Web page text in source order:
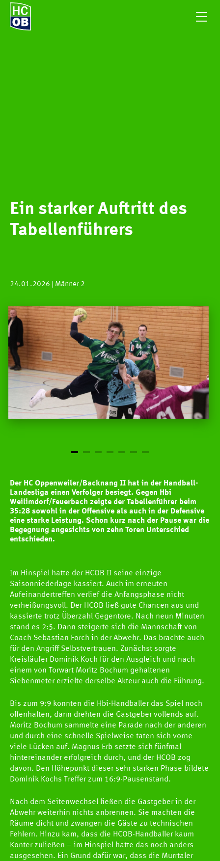
Ein starker Auftritt des
Tabellenführers
24.01.2026 | Männer 2
Der HC Oppenweiler/Backnang II hat in der Handball-
Landesliga einen Verfolger besiegt. Gegen Hbi
Weilimdorf/Feuerbach zeigte der Tabellenführer beim
35:28 sowohl in der Offensive als auch in der Defensive
eine starke Leistung. Schon kurz nach der Pause war die
Begegnung angesichts von zehn Toren Unterschied
entschieden.
Im Hinspiel hatte der HCOB II seine einzige
Saisonniederlage kassiert. Auch im erneuten
Aufeinandertreffen verlief die Anfangsphase nicht
verheißungsvoll. Der HCOB ließ gute Chancen aus und
kassierte trotz Überzahl Gegentore. Nach neun Minuten
stand es 2:5. Dann steigerte sich die Mannschaft von
Coach Sebastian Forch in der Abwehr. Das brachte auch
für den Angriff Selbstvertrauen. Zunächst sorgte
Kreisläufer Dominik Koch für den Ausgleich und nach
einem von Torwart Moritz Bochum gehaltenen
Siebenmeter erzielte derselbe Akteur auch die Führung.
Bis zum 9:9 konnten die Hbi-Handballer das Spiel noch
offenhalten, dann drehten die Gastgeber vollends auf.
Moritz Bochum sammelte eine Parade nach der anderen
und durch eine schnelle Spielweise taten sich vorne
viele Lücken auf. Magnus Erb setzte sich fünfmal
hintereinander erfolgreich durch, und der HCOB zog
davon. Den Höhepunkt dieser sehr starken Phase bildete
Dominik Kochs Treffer zum 16:9-Pausenstand.
Nach dem Seitenwechsel ließen die Gastgeber in der
Abwehr weiterhin nichts anbrennen. Sie machten die
Räume dicht und zwangen die Gäste zu technischen
Fehlern. Hinzu kam, dass die HCOB-Handballer kaum
Konter zuließen – im Hinspiel hatte das noch anders
ausgesehen. Ein Grund dafür war, dass die Murrtaler